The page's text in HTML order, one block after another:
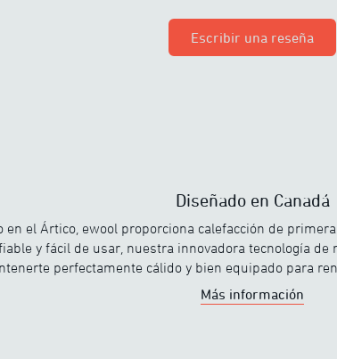
Escribir una reseña
Diseñado en Canadá
en el Ártico, ewool proporciona calefacción de
y fácil de usar, nuestra innovadora tecnología
perfectamente cálido y bien equipado para
Más información